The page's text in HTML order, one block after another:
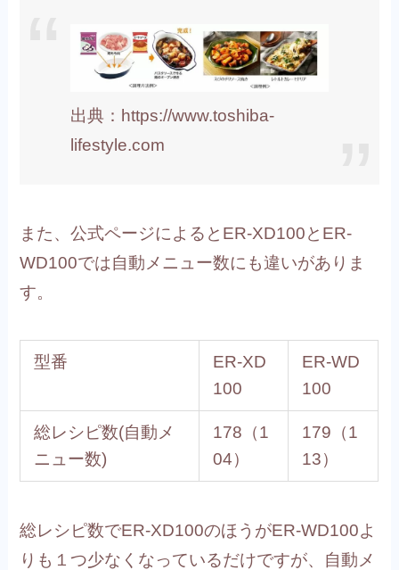
出典：https://www.toshiba-
lifestyle.com
また、公式ページによるとER-XD100とER-
WD100では自動メニュー数にも違いがありま
す。
型番
ER-XD
100
ER-WD
100
総レシピ数(自動メ
ニュー数)
178（1
04）
179（1
13）
総レシピ数でER-XD100のほうがER-WD100よ
りも１つ少なくなっているだけですが、自動メ